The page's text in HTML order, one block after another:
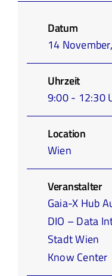
Infothek
Academy
Datum
14
Uhrzeit
9:00 - 12:30
Location
Wien
Veranstalter
Gaia-X Hub
DIO – Data
Stadt Wien
Know Center